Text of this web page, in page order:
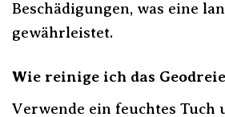
Beschädigungen, was eine
gewährleistet.
Wie reinige ich das
Verwende ein feuchtes Tuch